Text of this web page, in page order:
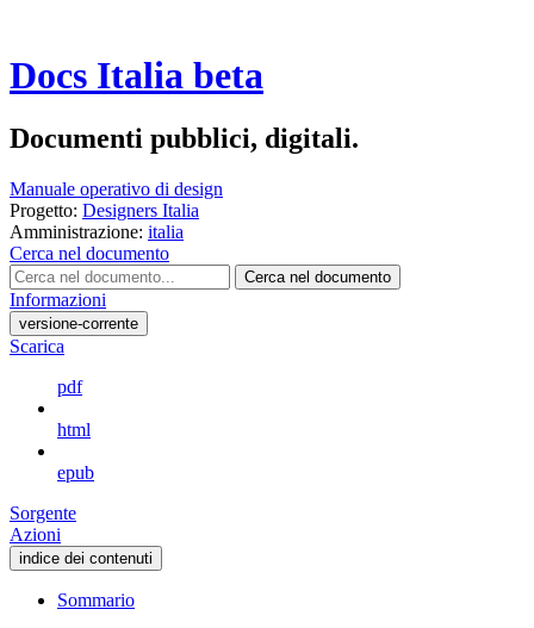
Docs Italia beta
Documenti pubblici, digitali.
Manuale operativo di design
Progetto: Designers Italia
Amministrazione: italia
Cerca nel documento
Cerca nel documento
Informazioni
versione-corrente
Scarica
pdf
html
epub
Sorgente
Azioni
indice dei contenuti
Sommario